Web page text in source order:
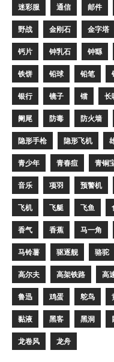
迷彩服 通信 邮件
野战 金刚石 金字塔
钙片 钟乳石 钟繇
铁饼 铅球 铅笔
银行 镜子 镭 长
阑尾 防毒 防火墙
隐形手枪 隐形飞机
青少年 青春痘 青铜
音乐 项羽 预警机
飞机 飞艇 飞鱼
香气 香蕉 马一角
马铃薯 驱逐舰 骆驼
高尔夫 高架铁路 高
鲁迅 鸡蛋 鸵鸟
黏液 黑客 黑洞
龙卷风 龙舟